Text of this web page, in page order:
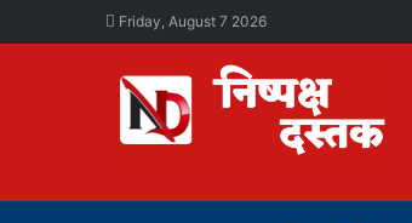
Friday, August 7 2026